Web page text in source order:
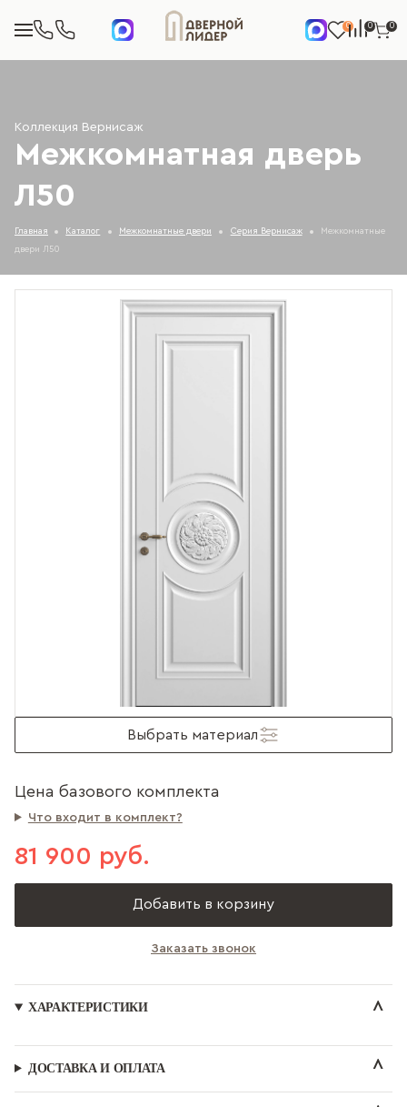
0 0 0
Коллекция Вернисаж
Межкомнатная дверь
Л50
Главная Каталог Межкомнатные двери Серия Вернисаж
Межкомнатные
двери Л50
Выбрать материал
Цена базового комплекта
Что входит в комплект?
81 900 руб.
Добавить в корзину
Заказать звонок
ХАРАКТЕРИСТИКИ
ДОСТАВКА И ОПЛАТА